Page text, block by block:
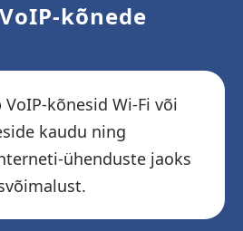
kõnede
VoIP-kõnesid Wi-Fi või
kaudu ning
ühenduste jaoks